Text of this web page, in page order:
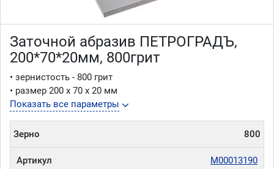
Заточной абразив ПЕТРОГРАДЪ,
200*70*20мм, 800грит
• зернистость - 800 грит
• размер 200 х 70 х 20 мм
Показать все параметры
Зерно 800
Артикул М00013190